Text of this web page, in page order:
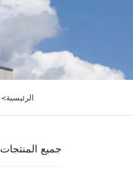
الرئيسية>
جميع المنتجات